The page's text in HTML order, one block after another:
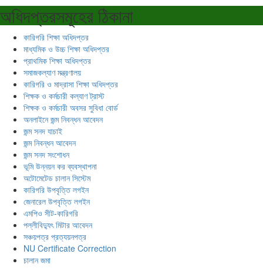
অধিদপ্তরসমূহের ঠিকানা
কারিগরি শিক্ষা অধিদপ্তর
মাধ্যমিক ও উচ্চ শিক্ষা অধিদপ্তর
প্রাথমিক শিক্ষা অধিদপ্তর
সমাজকল্যাণ মন্ত্রণালয়
কারিগরি ও মাদ্রাসা শিক্ষা অধিদপ্তর
শিক্ষক ও কর্মচারী কল্যাণ ট্রাস্ট
শিক্ষক ও কর্মচারী অবসর সুবিধা বোর্ড
অনলাইনে জন্ম নিবন্ধন আবেদন
জন্ম সনদ যাচাই
জন্ম নিবন্ধন আবেদন
জন্ম সনদ সংশোধন
ভূমি উন্নয়ন কর ব্যবস্থাপনা
অটোমেটেড চালান সিস্টেম
কারিগরি উপবৃত্তি লগইন
জেনারেল উপবৃত্তি লগইন
এমপিও সীট-কারিগরি
পল্লীবিদ্যুৎ মিটার আবেদন
সঞ্চয়পত্র প্রত্যয়নপত্র
NU Certificate Correction
চালান জমা